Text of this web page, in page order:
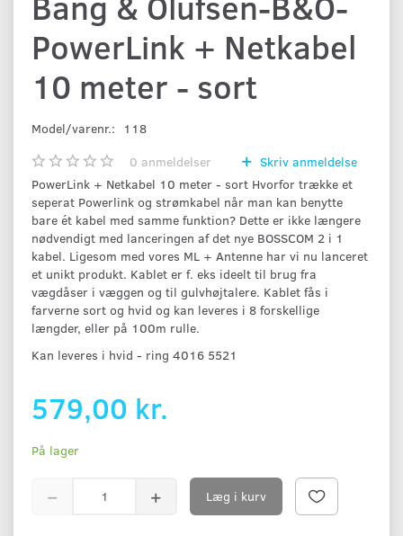
PowerLink + Netkabel
10 meter - sort
Model/varenr.:
118
0 anmeldelser
Skriv anmeldelse
PowerLink + Netkabel 10 meter - sort Hvorfor trække et
seperat Powerlink og strømkabel når man kan benytte
bare ét kabel med samme funktion? Dette er ikke længere
nødvendigt med lanceringen af det nye BOSSCOM 2 i 1
kabel. Ligesom med vores ML + Antenne har vi nu lanceret
et unikt produkt. Kablet er f. eks ideelt til brug fra
vægdåser i væggen og til gulvhøjtalere. Kablet fås i
farverne sort og hvid og kan leveres i 8 forskellige
længder, eller på 100m rulle.
Kan leveres i hvid - ring 4016 5521
579,00 kr.
På lager
Læg i kurv